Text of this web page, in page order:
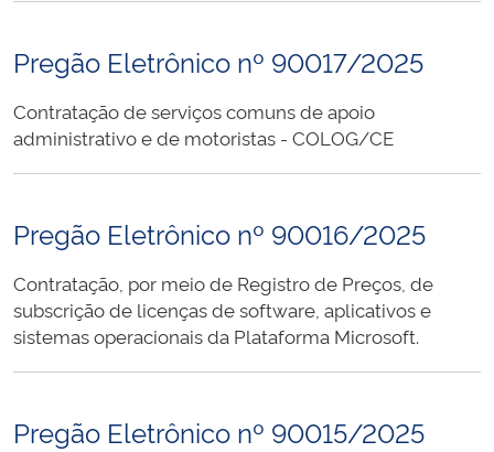
Pregão Eletrônico nº 90017/2025
Contratação de serviços comuns de apoio
administrativo e de motoristas - COLOG/CE
Pregão Eletrônico nº 90016/2025
Contratação, por meio de Registro de Preços, de
subscrição de licenças de software, aplicativos e
sistemas operacionais da Plataforma Microsoft.
Pregão Eletrônico nº 90015/2025